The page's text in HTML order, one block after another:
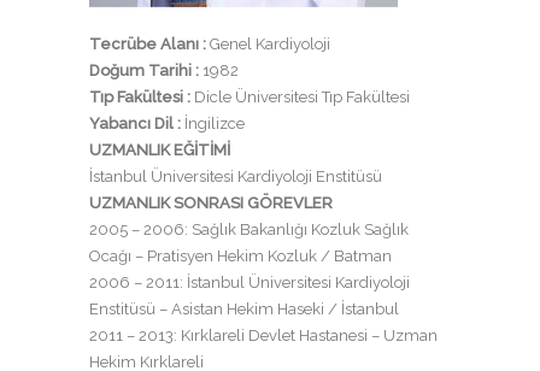
Tecrübe Alanı : Genel Kardiyoloji
Doğum Tarihi : 1982
Tıp Fakültesi : Dicle Üniversitesi Tıp Fakültesi
Yabancı Dil : İngilizce
UZMANLIK EĞİTİMİ
İstanbul Üniversitesi Kardiyoloji Enstitüsü
UZMANLIK SONRASI GÖREVLER
2005 – 2006: Sağlık Bakanlığı Kozluk Sağlık
Ocağı – Pratisyen Hekim Kozluk / Batman
2006 – 2011: İstanbul Üniversitesi Kardiyoloji
Enstitüsü – Asistan Hekim Haseki / İstanbul
2011 – 2013: Kırklareli Devlet Hastanesi – Uzman
Hekim Kırklareli